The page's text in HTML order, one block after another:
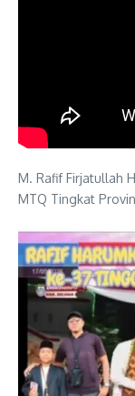
M. Rafif Firjatullah
MTQ Tingkat